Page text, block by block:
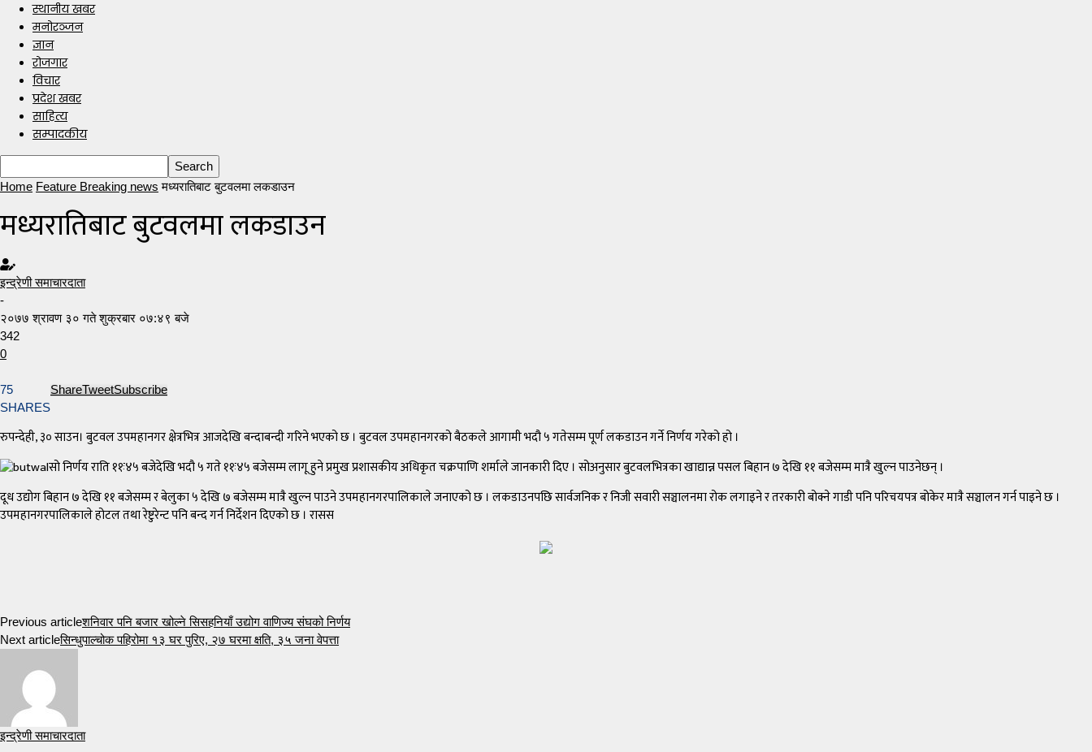
स्थानीय खबर
मनोरञ्जन
ज्ञान
रोजगार
विचार
प्रदेश खबर
साहित्य
सम्पादकीय
Home Feature Breaking news मध्यरातिबाट बुटवलमा लकडाउन
मध्यरातिबाट बुटवलमा लकडाउन
इन्द्रेणी समाचारदाता
-
२०७७ श्रावण ३० गते शुक्रबार ०७:४९ बजे
342
0
75
SHARES
ShareTweetSubscribe
रुपन्देही, ३० साउन। बुटवल उपमहानगर क्षेत्रभित्र आजदेखि बन्दाबन्दी गरिने भएको छ । बुटवल उपमहानगरको बैठकले आगामी भदौ ५ गतेसम्म पूर्ण लकडाउन गर्ने निर्णय गरेको हो ।
सो निर्णय राति ११ः४५ बजेदेखि भदौ ५ गते ११ः४५ बजेसम्म लागू हुने प्रमुख प्रशासकीय अधिकृत चक्रपाणि शर्माले जानकारी दिए । सोअनुसार बुटवलभित्रका खाद्यान्न पसल बिहान ७ देखि ११ बजेसम्म मात्रै खुल्न पाउनेछन् ।
दूध उद्योग बिहान ७ देखि ११ बजेसम्म र बेलुका ५ देखि ७ बजेसम्म मात्रै खुल्न पाउने उपमहानगरपालिकाले जनाएको छ । लकडाउनपछि सार्वजनिक र निजी सवारी सञ्चालनमा रोक लगाइने र तरकारी बोक्ने गाडी पनि परिचयपत्र बोकेर मात्रै सञ्चालन गर्न पाइने छ ।
उपमहानगरपालिकाले होटल तथा रेष्टुरेन्ट पनि बन्द गर्न निर्देशन दिएको छ । रासस
Previous articleशनिवार पनि बजार खोल्ने सिसहनियाँ उद्योग वाणिज्य संघको निर्णय
Next articleसिन्धुपाल्चोक पहिरोमा १३ घर पुरिए, २७ घरमा क्षति, ३५ जना वेपत्ता
इन्द्रेणी समाचारदाता